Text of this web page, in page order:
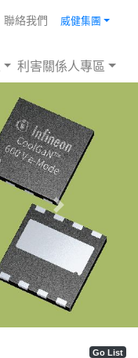
聯絡我們 威健集團
利害關係人專區
Next
Go List